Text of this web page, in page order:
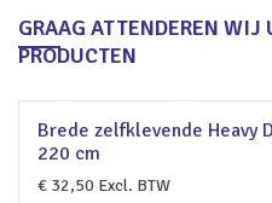
GRAAG ATTENDEREN WIJ
PRODUCTEN
Brede zelfklevende Heavy
220 cm
€ 32,50 Excl. BTW